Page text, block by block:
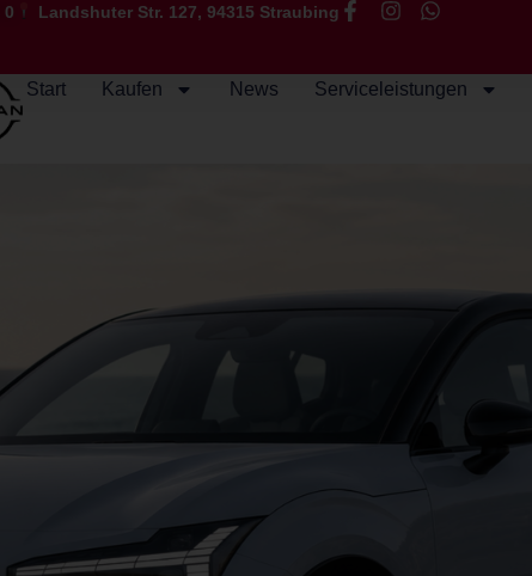
0 Landshuter Str. 127, 94315 Straubing
Start Kaufen News Serviceleistungen